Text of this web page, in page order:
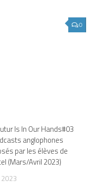
0
Is In Our Hands#03
anglophones
par les élèves de
(Mars/Avril 2023)
2023